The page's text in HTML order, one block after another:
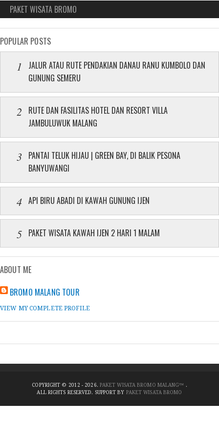
PAKET WISATA BROMO
POPULAR POSTS
JALUR ATAU RUTE PENDAKIAN DANAU RANU KUMBOLO DAN
GUNUNG SEMERU
RUTE DAN FASILITAS HOTEL DAN RESORT VILLA
JAMBULUWUK MALANG
PANTAI TELUK HIJAU | GREEN BAY, DI BALIK PESONA
BANYUWANGI
API BIRU ABADI DI KAWAH GUNUNG IJEN
PAKET WISATA KAWAH IJEN 2 HARI 1 MALAM
ABOUT ME
BROMO MALANG TOUR
VIEW MY COMPLETE PROFILE
COPYRIGHT © 2012 - 2026. PAKET WISATA BROMO MALANG™ .
ALL RIGHTS RESERVED. SUPPORT BY PAKET WISATA BROMO